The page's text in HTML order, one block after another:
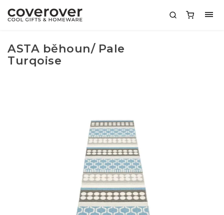
ASTA běhoun/ Pale
Turqoise